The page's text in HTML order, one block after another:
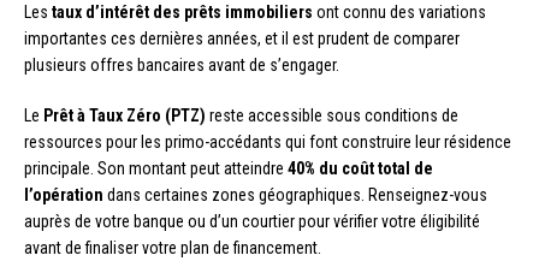
Les taux d’intérêt des prêts immobiliers ont connu des variations
importantes ces dernières années, et il est prudent de comparer
plusieurs offres bancaires avant de s’engager.
Le Prêt à Taux Zéro (PTZ) reste accessible sous conditions de
ressources pour les primo-accédants qui font construire leur résidence
principale. Son montant peut atteindre 40% du coût total de
l’opération dans certaines zones géographiques. Renseignez-vous
auprès de votre banque ou d’un courtier pour vérifier votre éligibilité
avant de finaliser votre plan de financement.